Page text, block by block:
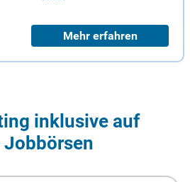
Mehr erfahren
inklusive auf
Jobbörsen